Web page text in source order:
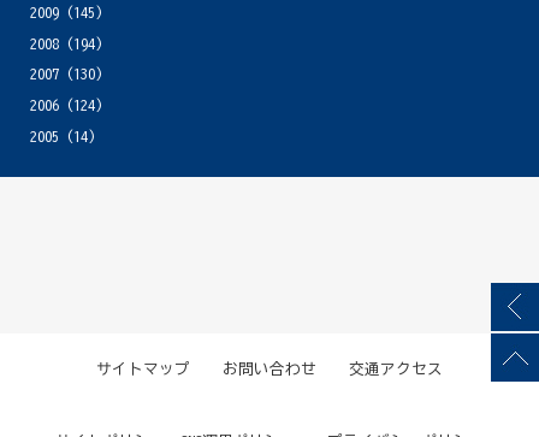
2009(145)
2008(194)
2007(130)
2006(124)
2005 (14)
サイトマップ お問い合わせ 交通アクセス